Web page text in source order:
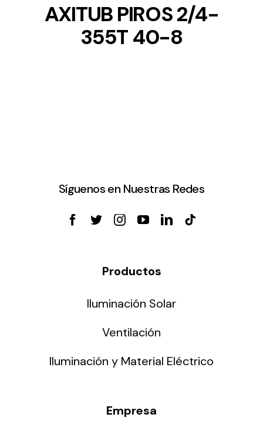
AXITUB PIROS 2/4-
355T 40-8
Síguenos en Nuestras Redes
Productos
Iluminación Solar
Ventilación
Iluminación y Material Eléctrico
Empresa